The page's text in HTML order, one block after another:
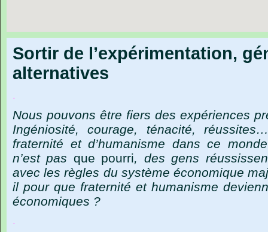
Sortir de l’expérimentation,
alternatives
.
Nous pouvons être fiers des expériences
Ingéniosité,
courage, ténacité,
fraternité et d’humanisme dans ce monde
n’est pas que pourri, des gens
avec les règles du système économique
il pour que fraternité et humanisme
économiques ?
.